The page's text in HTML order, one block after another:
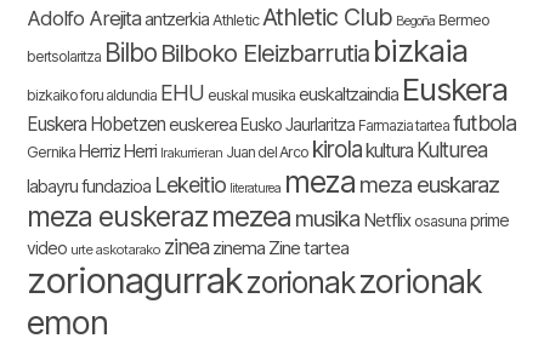
Adolfo Arejitaantzerkia Athletic Athletic Club Begoña Bermeo
bertsolaritza Bilbo Bilboko Eleizbarrutia bizkaia
bizkaiko foru aldundia EHU euskal musika euskaltzaindia Euskera
Euskera Hobetzeneuskerea Eusko Jaurlaritza Farmazia tartea futbola
Gernika Herriz Herri Irakurrieran Juan del Arco kirolakultura Kulturea
labayru fundazioa Lekeitio literaturea meza meza euskaraz
meza euskerazmezea musika Netflix osasuna prime
video urte askotarako zinea zinema Zine tartea
zorionagurrakzorionakzorionak
emon